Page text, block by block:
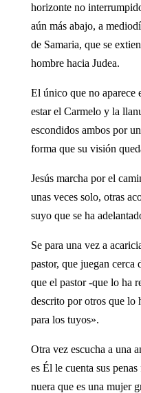
horizonte no
aún más abajo, a
de Samaria, que se
hombre hacia Judea.
El único que no aparece
estar el Carmelo y la
escondidos ambos por
forma que su visión
Jesús marcha por el
unas veces solo, otras
suyo que se ha
Se para una vez a
pastor, que juegan cerca
que el pastor -que lo ha
descrito por otros que lo
para los tuyos».
Otra vez escucha a una
es Él le cuenta sus
nuera que es una mujer